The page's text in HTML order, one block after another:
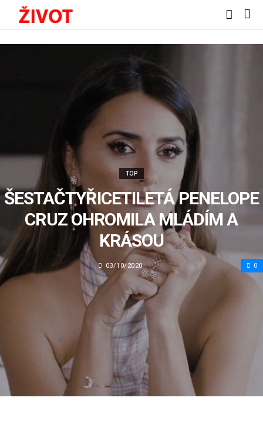
TOP
ŠESTAČTYŘICETILETÁ PENELOPE
CRUZ OHROMILA MLÁDÍM A
KRÁSOU
03/10/2020 0